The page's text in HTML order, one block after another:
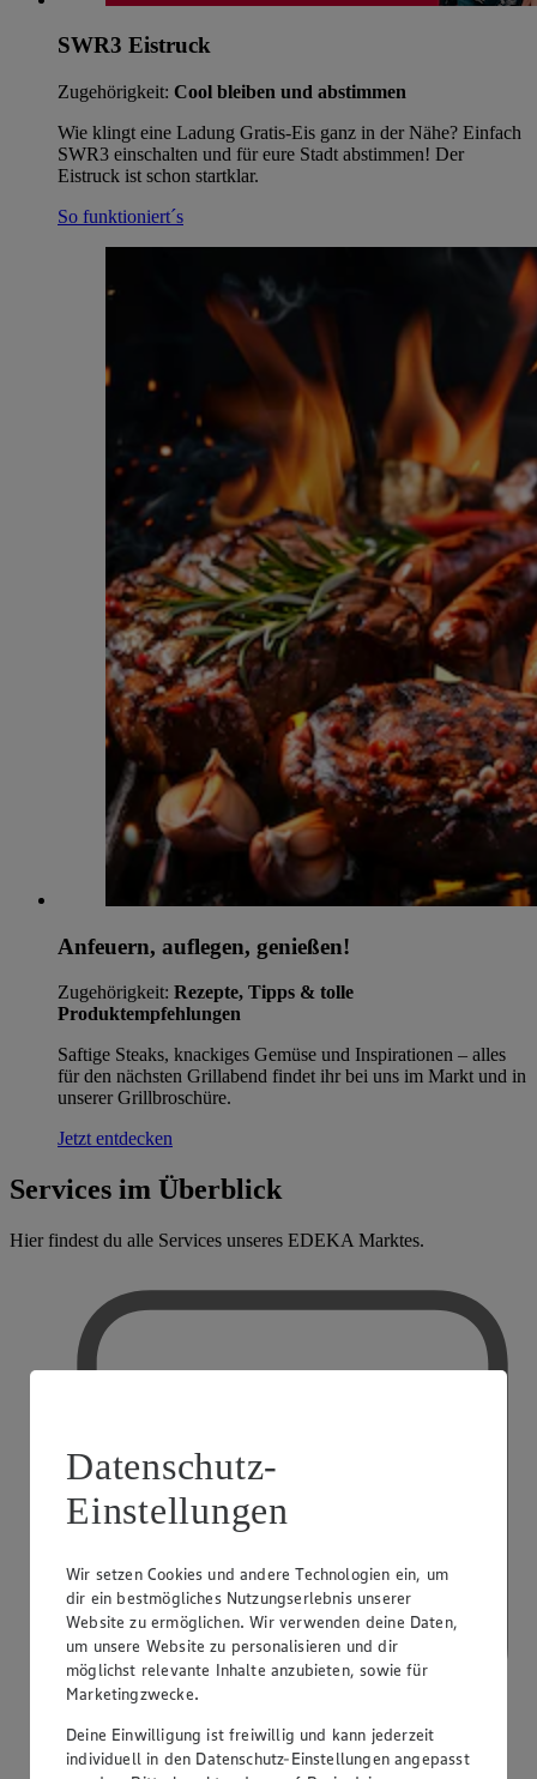
SWR3 Eistruck
Zugehörigkeit: Cool bleiben und abstimmen
Wie klingt eine Ladung Gratis-Eis ganz in der Nähe? Einfach
SWR3 einschalten und für eure Stadt abstimmen! Der
Eistruck ist schon startklar.
So funktioniert´s
Anfeuern, auflegen, genießen!
Zugehörigkeit: Rezepte, Tipps & tolle
Produktempfehlungen
Saftige Steaks, knackiges Gemüse und Inspirationen – alles
für den nächsten Grillabend findet ihr bei uns im Markt und in
unserer Grillbroschüre.
Jetzt entdecken
Services im Überblick
Hier findest du alle Services unseres EDEKA Marktes.
Datenschutz-
Einstellungen
Wir setzen Cookies und andere Technologien ein, um
dir ein bestmögliches Nutzungserlebnis unserer
Website zu ermöglichen. Wir verwenden deine Daten,
um unsere Website zu personalisieren und dir
möglichst relevante Inhalte anzubieten, sowie für
Marketingzwecke.
Deine Einwilligung ist freiwillig und kann jederzeit
individuell in den Datenschutz-Einstellungen angepasst